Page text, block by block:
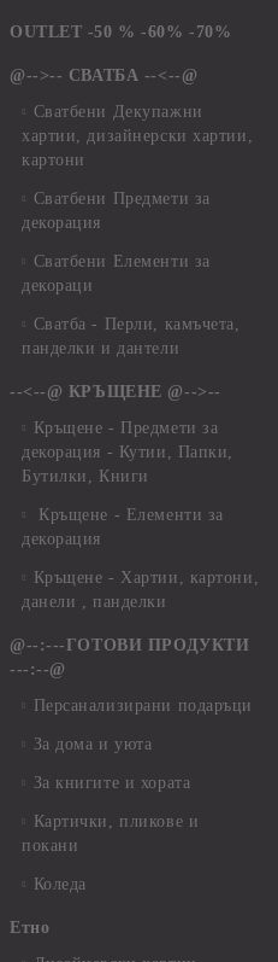
OUTLET -50 % -60% -70%
@-->-- СВАТБА --<--@
Сватбени Декупажни
хартии, дизайнерски хартии,
картони
Сватбени Предмети за
декорация
Сватбени Елементи за
декораци
Сватба - Перли, камъчета,
панделки и дантели
--<--@ КРЪЩЕНЕ @-->--
Кръщене - Предмети за
декорация - Кутии, Папки,
Бутилки, Книги
Кръщене - Елементи за
декорация
Кръщене - Хартии, картони,
данели , панделки
@--:---ГОТОВИ ПРОДУКТИ
---:--@
Персанализирани подаръци
За дома и уюта
За книгите и хората
Картички, пликове и
покани
Коледа
Етно